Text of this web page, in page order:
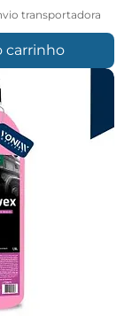
transportadora
carrinho